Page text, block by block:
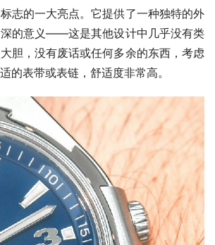
志的一大亮点。它提供了一种独特的外
的意义——这是其他设计中几乎没有类
胆，没有废话或任何多余的东西，考虑
的表带或表链，舒适度非常高。